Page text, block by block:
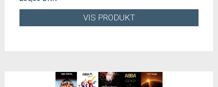
VIS PRODUKT